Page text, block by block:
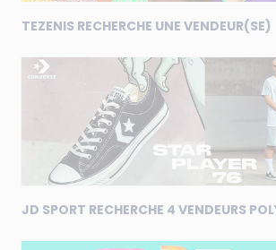
TEZENIS RECHERCHE UNE VENDEUR(SE)
JD SPORT RECHERCHE 4 VENDEURS